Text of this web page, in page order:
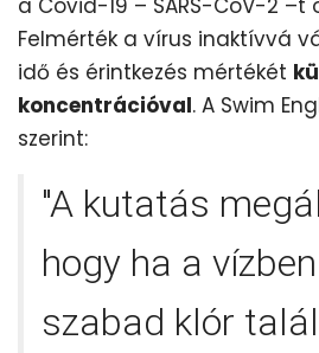
a Covid-19 – SARS-CoV-2 –t
Felmérték a vírus inaktívvá
idő és érintkezés mértékét
koncentrációval. A Swim
szerint:
"A kutatás
hogy ha a
szabad klór